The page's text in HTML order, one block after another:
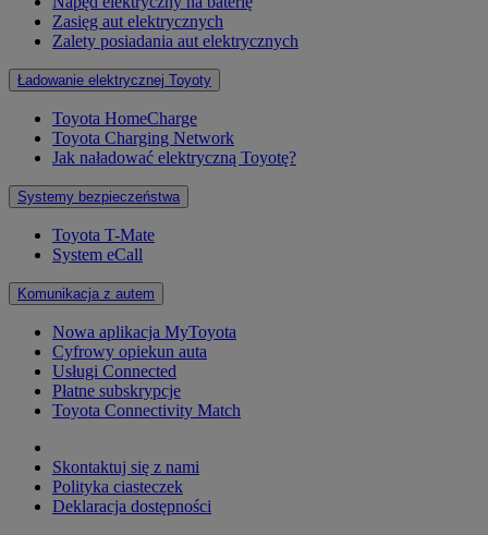
Zasięg aut elektrycznych
Zalety posiadania aut elektrycznych
Ładowanie elektrycznej Toyoty
Toyota HomeCharge
Toyota Charging Network
Jak naładować elektryczną Toyotę?
Systemy bezpieczeństwa
Toyota T-Mate
System eCall
Komunikacja z autem
Nowa aplikacja MyToyota
Cyfrowy opiekun auta
Usługi Connected
Płatne subskrypcje
Toyota Connectivity Match
Skontaktuj się z nami
Polityka ciasteczek
Deklaracja dostępności